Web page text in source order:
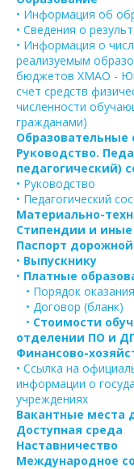
• Информация об
• Сведения о
• Информация о
реализуемым
бюджетов ХМАО -
счет средств
численности
гражданами)
Образовательные
Руководство.
педагогический)
• Руководство
• Педагогический
Материально-
Стипендии и
Паспорт
• Выпускнику
• Платные
• Порядок
• Договор (бланк)
• Стоимости
отделении ПО и
Финансово-
• Ссылка на
информации о
учреждениях
Вакантные места
Доступная среда
Наставничество
Международное